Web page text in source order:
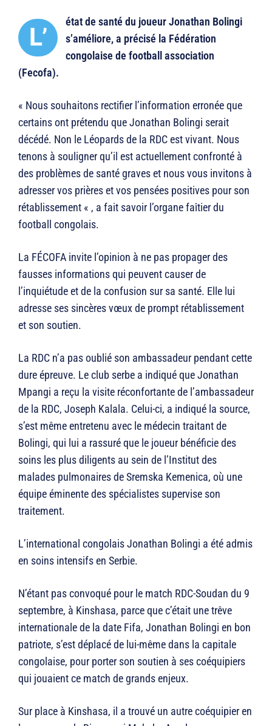
L’
état de santé du joueur Jonathan Bolingi
s’améliore, a précisé la Fédération
congolaise de football association
(Fecofa).
« Nous souhaitons rectifier l’information erronée que
certains ont prétendu que Jonathan Bolingi serait
décédé. Non le Léopards de la RDC est vivant. Nous
tenons à souligner qu’il est actuellement confronté à
des problèmes de santé graves et nous vous invitons à
adresser vos prières et vos pensées positives pour son
rétablissement « , a fait savoir l’organe faîtier du
football congolais.
La FÉCOFA invite l’opinion à ne pas propager des
fausses informations qui peuvent causer de
l’inquiétude et de la confusion sur sa santé. Elle lui
adresse ses sincères vœux de prompt rétablissement
et son soutien.
La RDC n’a pas oublié son ambassadeur pendant cette
dure épreuve. Le club serbe a indiqué que Jonathan
Mpangi a reçu la visite réconfortante de l’ambassadeur
de la RDC, Joseph Kalala. Celui-ci, a indiqué la source,
s’est même entretenu avec le médecin traitant de
Bolingi, qui lui a rassuré que le joueur bénéficie des
soins les plus diligents au sein de l’Institut des
malades pulmonaires de Sremska Kemenica, où une
équipe éminente des spécialistes supervise son
traitement.
L’international congolais Jonathan Bolingi a été admis
en soins intensifs en Serbie.
N’étant pas convoqué pour le match RDC-Soudan du 9
septembre, à Kinshasa, parce que c’était une trêve
internationale de la date Fifa, Jonathan Bolingi en bon
patriote, s’est déplacé de lui-même dans la capitale
congolaise, pour porter son soutien à ses coéquipiers
qui jouaient ce match de grands enjeux.
Sur place à Kinshasa, il a trouvé un autre coéquipier en